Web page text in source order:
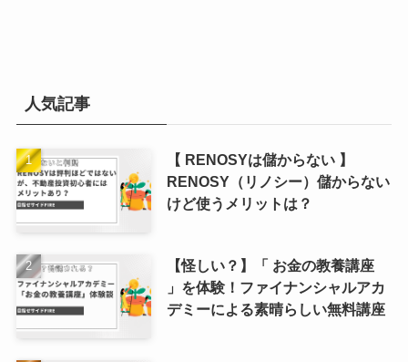
人気記事
【 RENOSYは儲からない 】
RENOSY（リノシー）儲からない
けど使うメリットは？
【怪しい？】「 お金の教養講座
」を体験！ファイナンシャルアカ
デミーによる素晴らしい無料講座